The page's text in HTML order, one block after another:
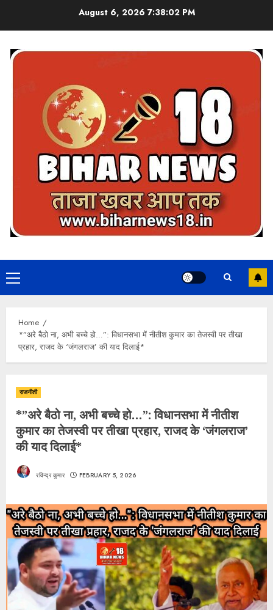
August 6, 2026 7:38:03 PM
Primary
Menu
Home
*”अरे बैठो ना, अभी बच्चे हो…”: विधानसभा में नीतीश कुमार का तेजस्वी पर तीखा
प्रहार, राजद के ‘जंगलराज’ की याद दिलाई*
राजनीती
*”अरे बैठो ना, अभी बच्चे हो…”: विधानसभा में नीतीश
कुमार का तेजस्वी पर तीखा प्रहार, राजद के ‘जंगलराज’
की याद दिलाई*
रविन्द्र कुमार FEBRUARY 5, 2026